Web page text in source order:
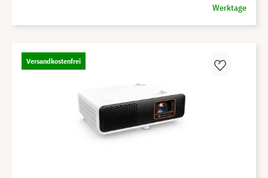
Werktage
Versandkostenfrei